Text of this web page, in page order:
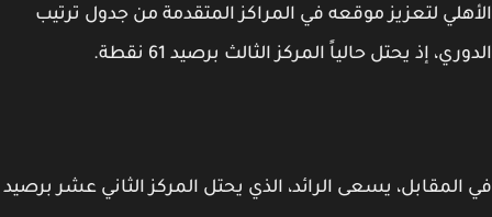
لتعزيز موقعه في المراكز المتقدمة من جدول ترتيب
إذ يحتل حالياً المركز الثالث برصيد 61 نقطة.
يسعى الرائد، الذي يحتل المركز الثاني عشر برصيد